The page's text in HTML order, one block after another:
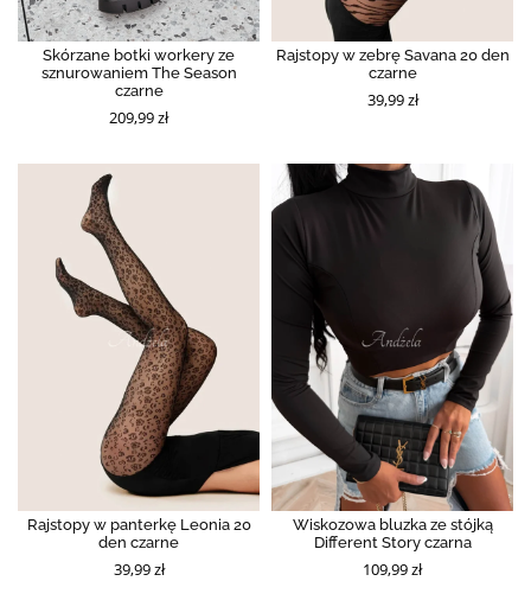
Skórzane botki workery ze
sznurowaniem The Season
czarne
209,99 zł
Rajstopy w zebrę Savana 20 den
czarne
39,99 zł
Rajstopy w panterkę Leonia 20
den czarne
39,99 zł
Wiskozowa bluzka ze stójką
Different Story czarna
109,99 zł